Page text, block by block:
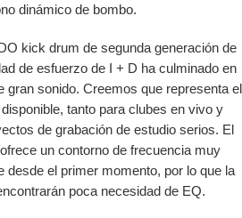
dinámico de bombo.
kick drum de segunda generación de
de esfuerzo de I + D ha culminado en
gran sonido. Creemos que representa el
tanto para clubes en vivo y
de grabación de estudio serios. El
un contorno de frecuencia muy
desde el primer momento, por lo que la
poca necesidad de EQ.